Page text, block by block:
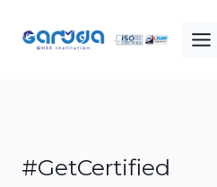
#GetCertified